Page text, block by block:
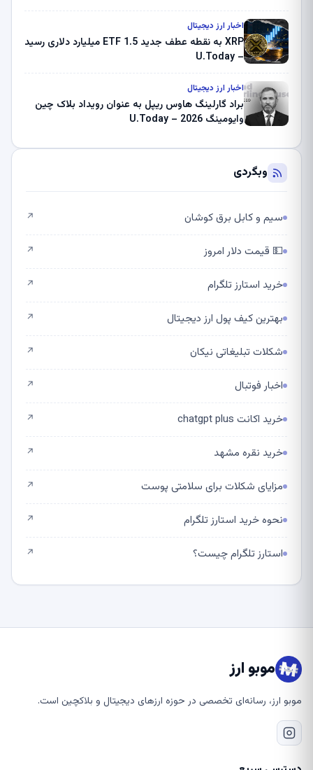
اخبار ارز دیجیتال
XRP به نقطه عطف جدید ETF 1.5 میلیارد دلاری رسید
– U.Today
اخبار ارز دیجیتال
براد گارلینگ هاوس ریپل به عنوان رویداد بلاک چین
وایومینگ 2026 – U.Today
وبگردی
سیم و کابل برق کوشان ↗
💵 قیمت دلار امروز ↗
خرید استارز تلگرام ↗
بهترین کیف پول ارز دیجیتال ↗
شکلات تبلیغاتی نیکان ↗
اخبار فوتبال ↗
خرید اکانت chatgpt plus ↗
خرید نقره مشهد ↗
مزایای شکلات برای سلامتی پوست ↗
نحوه خرید استارز تلگرام ↗
استارز تلگرام چیست؟ ↗
موبو ارز
موبو ارز، رسانه‌ای تخصصی در حوزه ارزهای دیجیتال و بلاکچین است.